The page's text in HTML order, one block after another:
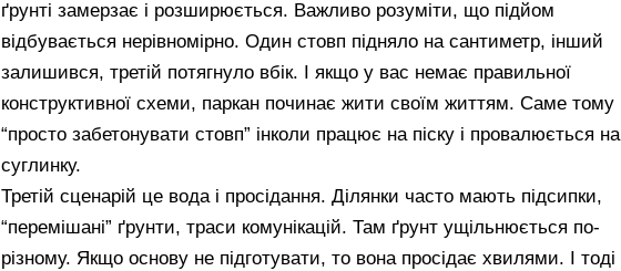
ґрунті замерзає і розширюється. Важливо розуміти, що підйом
відбувається нерівномірно. Один стовп підняло на сантиметр, інший
залишився, третій потягнуло вбік. І якщо у вас немає правильної
конструктивної схеми, паркан починає жити своїм життям. Саме тому
“просто забетонувати стовп” інколи працює на піску і провалюється на
суглинку.
Третій сценарій це вода і просідання. Ділянки часто мають підсипки,
“перемішані” ґрунти, траси комунікацій. Там ґрунт ущільнюється по-
різному. Якщо основу не підготувати, то вона просідає хвилями. І тоді